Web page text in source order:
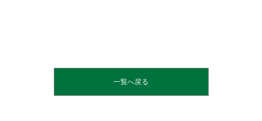
一覧へ戻る